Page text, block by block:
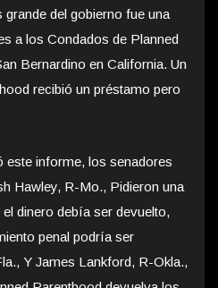
del gobierno fue una
a los Condados de Planned
Bernardino en California. Un
recibió un préstamo pero
este informe, los senadores
Hawley, R-Mo., Pidieron una
dinero debía ser devuelto,
penal podría ser
Y James Lankford, R-Okla.,